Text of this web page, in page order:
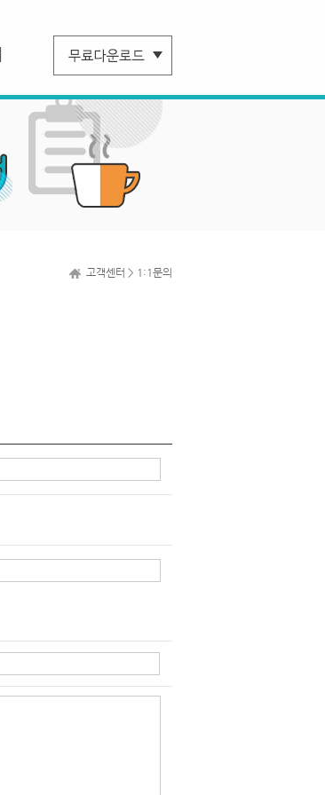
고객센터 > 1:1문의